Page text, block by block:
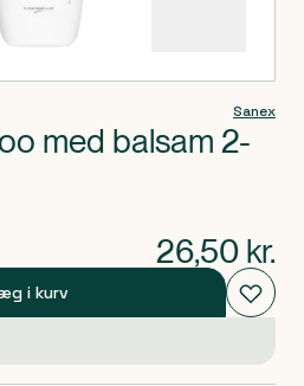
Sanex
med balsam 2-
26,50 kr.
i kurv